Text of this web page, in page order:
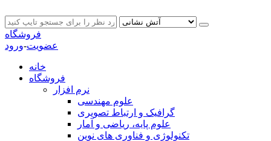
فروشگاه
عضویت-ورود
خانه
فروشگاه
نرم افزار
علوم مهندسی
گرافیک و ارتباط تصویری
علوم پایه، ریاضی و آمار
تکنولوژی و فناوری های نوین